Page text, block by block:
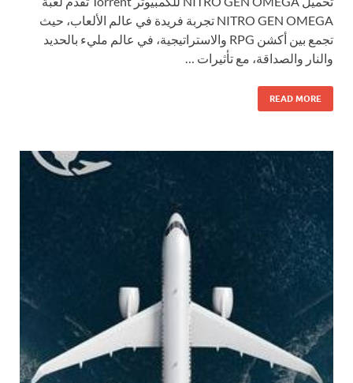
NITRO GEN OMEGA تجربة فريدة في عالم الألعاب، حيث
تجمع بين أكشن RPG والاستراتيجية، في عالم مليء بالحديد
والنار والصداقة، مع تأثيرات …
READ MORE